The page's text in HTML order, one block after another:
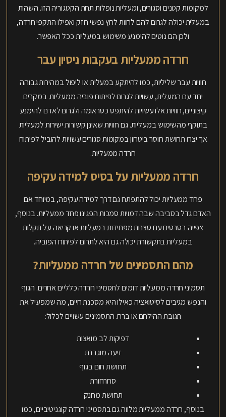
למקומות קטנים וסגורים, ומעליות נופלות תחת הקטגוריה הזו. השהות
במעלית יכולה לגרום להם לחוות לחץ נפשי חזק ואפילו התקפי חרדה,
ולכן הם נוטים להימנע משימוש במעליות ככל האפשר.
חרדה ממעליות בעקבות ניסיון עבר
חוויות עבר שליליות, כמו להיתקע במעלית או ליפול במהירות גבוהה
יחד עם המעלית, עשויות לגרום לפיתוח פוביה ממעליות. במקרים
קיצוניים, חוויות אלו עשויות להיתפס כטראומה ולגרום לאדם להימנע
בתוקף מהשימוש במעליות. גם חוויות שאינן קשורות ישירות למעליות
אך יצרו תחושת חוסר ביטחון במקומות סגורים עשויות להוביל לפיתוח
חרדה ממעליות.
חרדה ממעליות על בסיס למידה עקיפה
פחד ממעליות יכול להתפתח גם דרך למידה עקיפה, במיוחד אם
האדם גדל בסביבה שבה דמויות סמכות הפגינו פחד ממעליות. בנוסף,
צפייה בסרטים עם סצנות מפחידות במעליות או קריאה על תקלות
במעליות בתקשורת יכולה גם היא לתרום לפיתוח הפוביה.
מהם התסמינים של חרדה ממעליות?
תסמיני חרדה ממעליות דומים לתסמיני חרדה כלליים אחרים. הגוף
והנפש מגיבים לסיטואציה כאילו היא מסכנת חיים, מה שמפעיל את
תגובת ההילחם או ברח. התסמינים עשויים לכלול:
דפיקות לב מואצות
זיעה מוגברת
תחושת חום בגוף
סחרחורת
תחושת מחנק
בנוסף, חרדה ממעליות מלווה גם בתסמיני חרדה קוגניטיביים, כמו